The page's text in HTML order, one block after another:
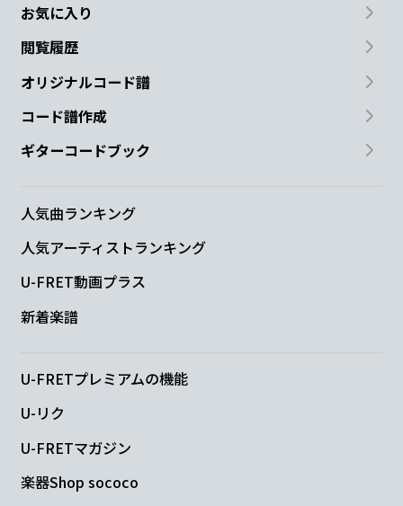
お気に入り
閲覧履歴
オリジナルコード譜
コード譜作成
ギターコードブック
人気曲ランキング
人気アーティストランキング
U-FRET動画プラス
新着楽譜
U-FRETプレミアムの機能
U-リク
U-FRETマガジン
楽器Shop sococo